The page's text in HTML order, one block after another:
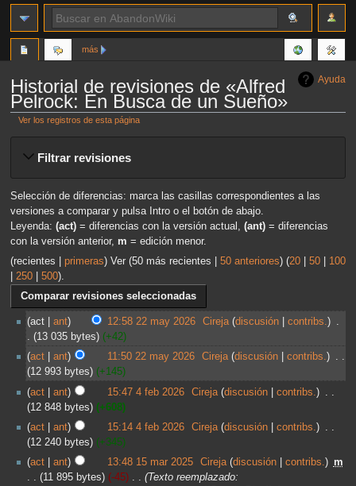
Ayuda
Historial de revisiones de «Alfred
Pelrock: En Busca de un Sueño»
Ver los registros de esta página
Filtrar revisiones
Selección de diferencias: marca las casillas correspondientes a las
versiones a comparar y pulsa Intro o el botón de abajo.
Leyenda: (act)= diferencias con la versión actual, (ant)= diferencias
con la versión anterior, m = edición menor.
(recientes | primeras) Ver (50 más recientes | 50 anteriores) (20| 50| 100
250| 500).
act ant 12:58 22 may 2026 Cireja discusión contribs.
13 035 bytes
+42
act
ant 11:50 22 may 2026 Cireja discusión contribs.
12 993 bytes
+145
act
ant 15:47 4 feb 2026 Cireja discusión contribs.
12 848 bytes
+608
act
ant 15:14 4 feb 2026 Cireja discusión contribs.
12 240 bytes
+345
act
ant 13:48 15 mar 2025 Cireja discusión contribs.
m
11 895 bytes
-45
Texto reemplazado:
más